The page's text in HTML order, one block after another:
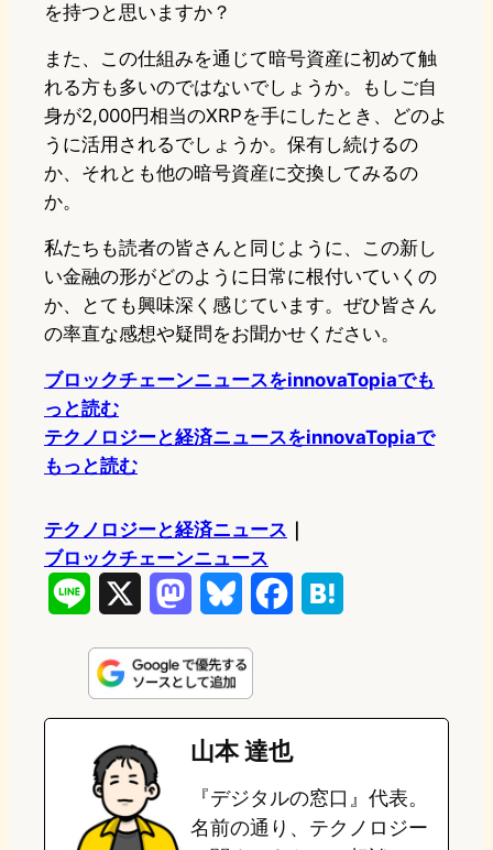
を持つと思いますか？
また、この仕組みを通じて暗号資産に初めて触
れる方も多いのではないでしょうか。もしご自
身が2,000円相当のXRPを手にしたとき、どのよ
うに活用されるでしょうか。保有し続けるの
か、それとも他の暗号資産に交換してみるの
か。
私たちも読者の皆さんと同じように、この新し
い金融の形がどのように日常に根付いていくの
か、とても興味深く感じています。ぜひ皆さん
の率直な感想や疑問をお聞かせください。
ブロックチェーンニュースをinnovaTopiaでも
っと読む
テクノロジーと経済ニュースをinnovaTopiaで
もっと読む
テクノロジーと経済ニュース
ブロックチェーンニュース
n
e
s
t
o
o
u
e
s
k
e
b
o
o
e
a
山本 達也
『デジタルの窓口』代表。
名前の通り、テクノロジー